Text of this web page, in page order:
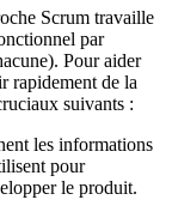
Scrum travaille
par
Pour aider
rapidement de la
suivants :
les informations
pour
le produit.